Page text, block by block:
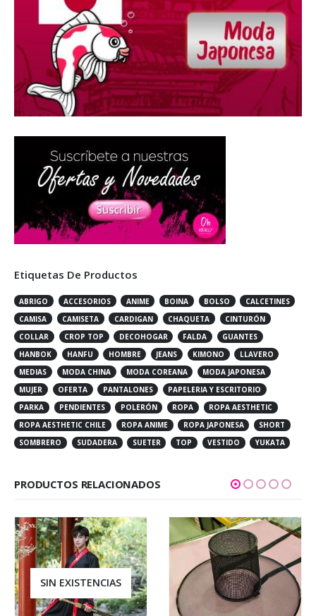
Etiquetas De Productos
ABRIGO ACCESORIOS ANIME BOINA BOLSO
CALCETINES
CAMISA
CAMISETA CARDIGAN CHAQUETA
CINTURÓN
COLLAR
CROP TOP DECOHOGAR FALDA
GUANTES
HANBOK
HANFU HOMBRE JEANS KIMONO
LLAVERO
MEDIAS
MODA CHINA MODA COREANA
MODA JAPONESA
MUJER
OFERTA PANTALONES
PAPELERIA Y ESCRITORIO
PARKA
PENDIENTES POLERÓN ROPA
ROPA AESTHETIC
ROPA AESTHETIC CHILE
ROPA ANIME ROPA JAPONESA
SHORT
SOMBRERO
SUDADERA SUETER TOP VESTIDO YUKATA
PRODUCTOS RELACIONADOS
SIN EXISTENCIAS